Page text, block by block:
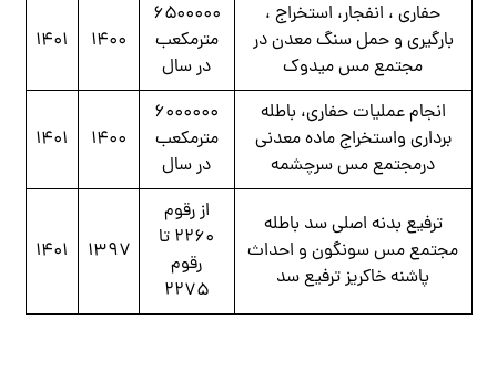
حفاري ، انفجار، استخراج ،
بارگيري و حمل سنگ معدن در
مجتمع مس ميدوك
۶۵۰۰۰۰۰
مترمکعب
در سال
۱۴۰۰ ۱۴۰۱
انجام عمليات حفاري، باطله
برداري واستخراج ماده معدني
درمجتمع مس سرچشمه
۶۰۰۰۰۰۰
مترمکعب
در سال
۱۴۰۰ ۱۴۰۱
ترفیع بدنه اصلی سد باطله
مجتمع مس سونگون و احداث
پاشنه خاکریز ترفیع سد
از رقوم
۲۲۶۰ تا
رقوم
۲۲۷۵
۱۳۹۷ ۱۴۰۱